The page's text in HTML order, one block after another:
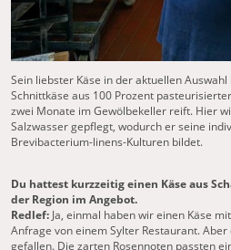
Sein liebster Käse in der aktuellen
Schnittkäse aus 100 Prozent
zwei Monate im Gewölbekeller reift. Hier
Salzwasser gepflegt, wodurch er seine
Brevibacterium-linens-Kulturen bildet.
Du hattest kurzzeitig einen Käse aus
der Region im Angebot.
Redlef: Ja, einmal haben wir einen Käse
Anfrage von einem Sylter Restaurant.
gefallen. Die zarten Rosennoten passten